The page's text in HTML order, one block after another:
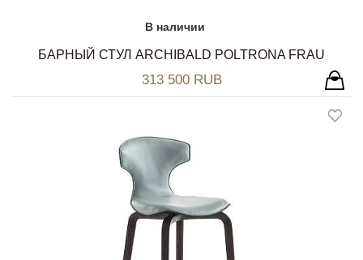
В наличии
БАРНЫЙ СТУЛ ARCHIBALD POLTRONA FRAU
313 500 RUB